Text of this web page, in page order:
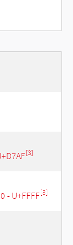
[3]
- U+FFFF[3]